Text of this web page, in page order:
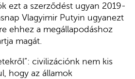
ezt a szerződést ugyan 2019-
Vlagyimir Putyin ugyanezt
ehhez a megállapodáshoz
magát.
civilizációnk nem kis
hogy az államok